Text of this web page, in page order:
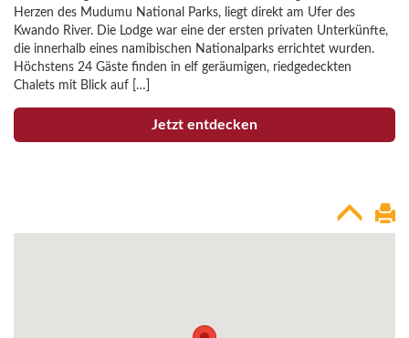
Herzen des Mudumu National Parks, liegt direkt am Ufer des
Kwando River. Die Lodge war eine der ersten privaten Unterkünfte,
die innerhalb eines namibischen Nationalparks errichtet wurden.
Höchstens 24 Gäste finden in elf geräumigen, riedgedeckten
Chalets mit Blick auf […]
Jetzt entdecken